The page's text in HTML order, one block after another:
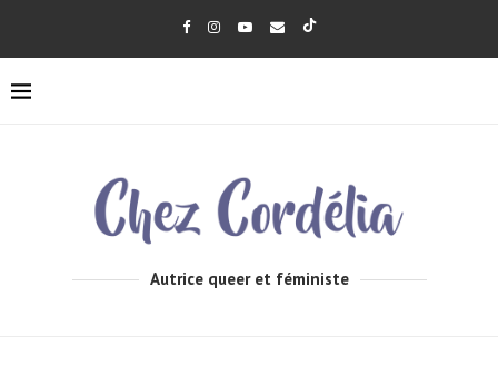
Autrice queer et féministe